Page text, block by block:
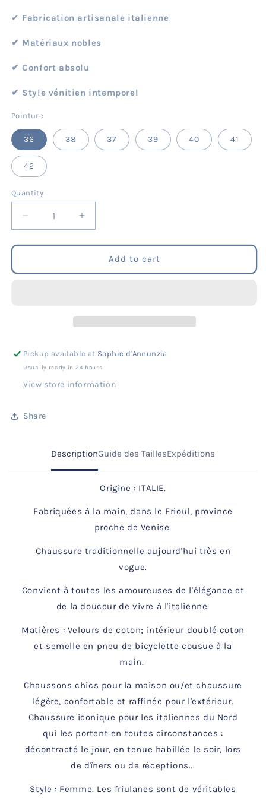
✔︎ Fabrication artisanale italienne
✔︎ Matériaux nobles
✔︎ Confort absolu
✔︎ Style vénitien intemporel
Pointure
36 38 37 39 40 41
42
Quantity
Quantity
Decrease
quantity
for
Jane
Emeraude
Increase
quantity
for
Jane
Velours
Emeraude
Add to cart
Pickup available at Sophie d'Annunzia
Usually ready in 24 hours
View store information
Share
DescriptionGuide des TaillesExpéditions
Origine : ITALIE.
Fabriquées à la main, dans le Frioul, province
proche de Venise.
Chaussure traditionnelle aujourd'hui très en
vogue.
Convient à toutes les amoureuses de l'élégance et
de la douceur de vivre à l'italienne.
Matières : Velours de coton; intérieur doublé coton
et semelle en pneu de bicyclette cousue à la
main.
Chaussons chics pour la maison ou/et chaussure
légère, confortable et raffinée pour l'extérieur.
Chaussure iconique pour les italiennes du Nord
qui les portent en toutes circonstances :
décontracté le jour, en tenue habillée le soir, lors
de dîners ou de réceptions...
Style : Femme. Les friulanes sont de véritables